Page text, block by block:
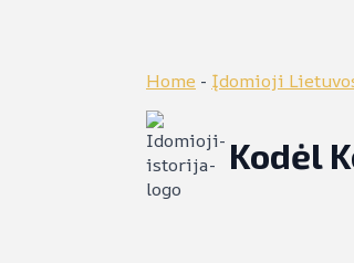
Home - Įdomioji
Kodėl